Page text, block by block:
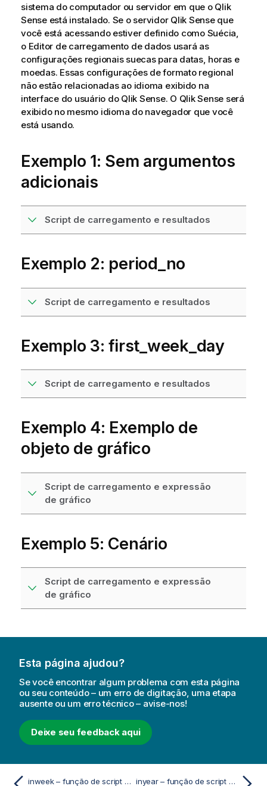
sistema do computador ou servidor em que o Qlik
Senseestá instalado. Se o servidor Qlik Senseque
você está acessando estiver definido como Suécia,
o Editor de carregamento de dados usará as
configurações regionais suecas para datas, horas e
moedas. Essas configurações de formato regional
não estão relacionadas ao idioma exibido na
interface do usuário do Qlik Sense. O Qlik Sense será
exibido no mesmo idioma do navegador que você
está usando.
Exemplo 1: Sem argumentos
adicionais
Script de carregamento e resultados
Exemplo 2: period_no
Script de carregamento e resultados
Exemplo 3: first_week_day
Script de carregamento e resultados
Exemplo 4: Exemplo de
objeto de gráfico
Script de carregamento e expressão
de gráfico
Exemplo 5: Cenário
Script de carregamento e expressão
de gráfico
Esta página ajudou?
Se você encontrar algum problema com esta página
ou seu conteúdo – um erro de digitação, uma etapa
ausente ou um erro técnico – avise-nos!
Deixe seu feedback aqui
inweek – função de script e gráfico inyear – função de script e gráfico